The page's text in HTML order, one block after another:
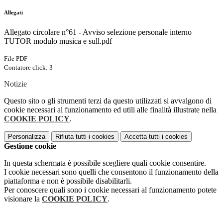
Allegati
Allegato circolare n°61 - Avviso selezione personale interno
TUTOR modulo musica e sull.pdf
File PDF
Contatore click: 3
Notizie
Questo sito o gli strumenti terzi da questo utilizzati si avvalgono di
cookie necessari al funzionamento ed utili alle finalità illustrate nella
COOKIE POLICY.
Personalizza Rifiuta tutti i cookies Accetta tutti i cookies
Gestione cookie
In questa schermata è possibile scegliere quali cookie consentire.
I cookie necessari sono quelli che consentono il funzionamento della
piattaforma e non è possibile disabilitarli.
Per conoscere quali sono i cookie necessari al funzionamento potete
visionare la COOKIE POLICY.